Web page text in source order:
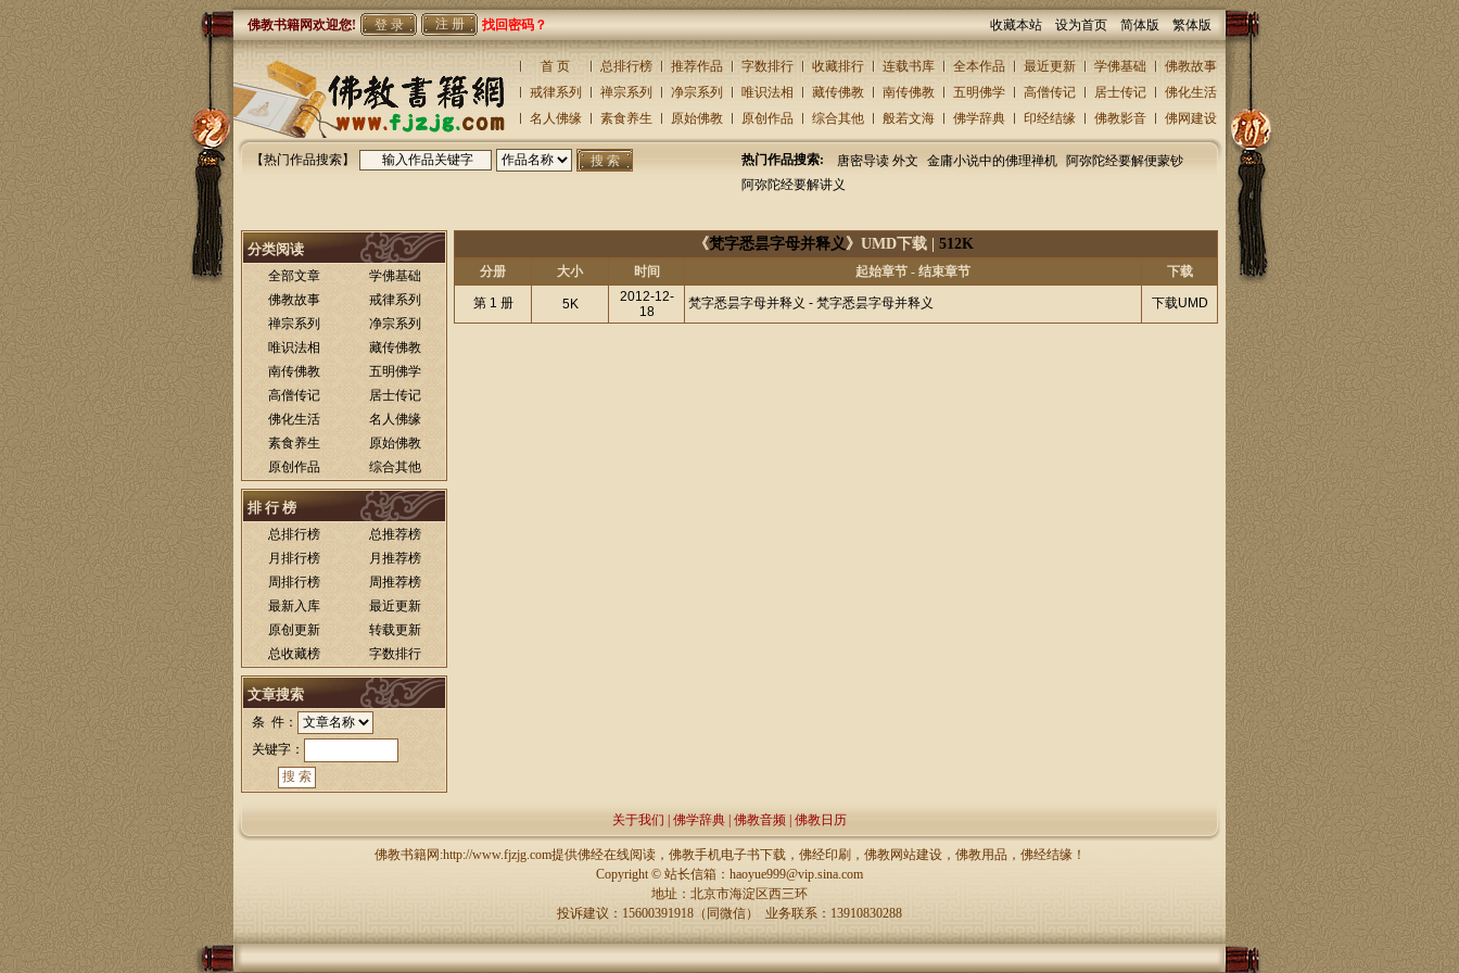
佛教书籍网欢迎您! 注 册 找回密码？ 收藏本站 设为首页 简体版 繁体版
首 页 总排行榜 推荐作品 字数排行 收藏排行 连载书库 全本作品 最近更新 学佛基础
佛教故事
戒律系列
禅宗系列 净宗系列 唯识法相 藏传佛教 南传佛教 五明佛学 高僧传记 居士传记
佛化生活
名人佛缘
素食养生 原始佛教 原创作品 综合其他 般若文海 佛学辞典 印经结缘 佛教影音 佛网建设
【热门作品搜索】 热门作品搜索: 唐密导读 外文 金庸小说中的佛理禅机
阿弥陀经要解便蒙钞
阿弥陀经要解讲义
分类阅读
全部文章
学佛基础
佛教故事
戒律系列
禅宗系列
净宗系列
唯识法相
藏传佛教
南传佛教
五明佛学
高僧传记
居士传记
佛化生活
名人佛缘
素食养生
原始佛教
原创作品
综合其他
排 行 榜
总排行榜
总推荐榜
月排行榜
月推荐榜
周排行榜
周推荐榜
最新入库
最近更新
原创更新
转载更新
总收藏榜
字数排行
文章搜索
条 件：
关键字：
《梵字悉昙字母并释义》UMD下载 | 512K
分册 大小 时间 起始章节 - 结束章节 下载
第 1 册 5K
2012-12-
18
梵字悉昙字母并释义 - 梵字悉昙字母并释义 下载UMD
关于我们 佛学辞典 佛教音频 佛教日历
佛教书籍网:http://www.fjzjg.com提供佛经在线阅读，佛教手机电子书下载，佛经印刷，佛教网站建设，佛教用品，佛经结缘！
Copyright © 站长信箱：haoyue999@vip.sina.com
地址：北京市海淀区西三环
投诉建议：15600391918（同微信） 业务联系：13910830288